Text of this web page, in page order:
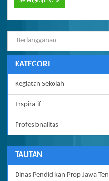
KATEGORI
Kegiatan Sekolah
Inspiratif
Profesionalitas
TAUTAN
Dinas Pendidikan Prop Jawa